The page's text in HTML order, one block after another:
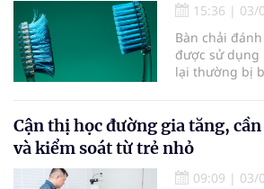
15:36 | 03/
Bàn chải
được sử
lại thường bị
bàn chải quá
hiệu quả làm
đến sức khỏe
Cận thị học đường gia tăng,
và kiểm soát từ trẻ nhỏ
09:09 | 03/